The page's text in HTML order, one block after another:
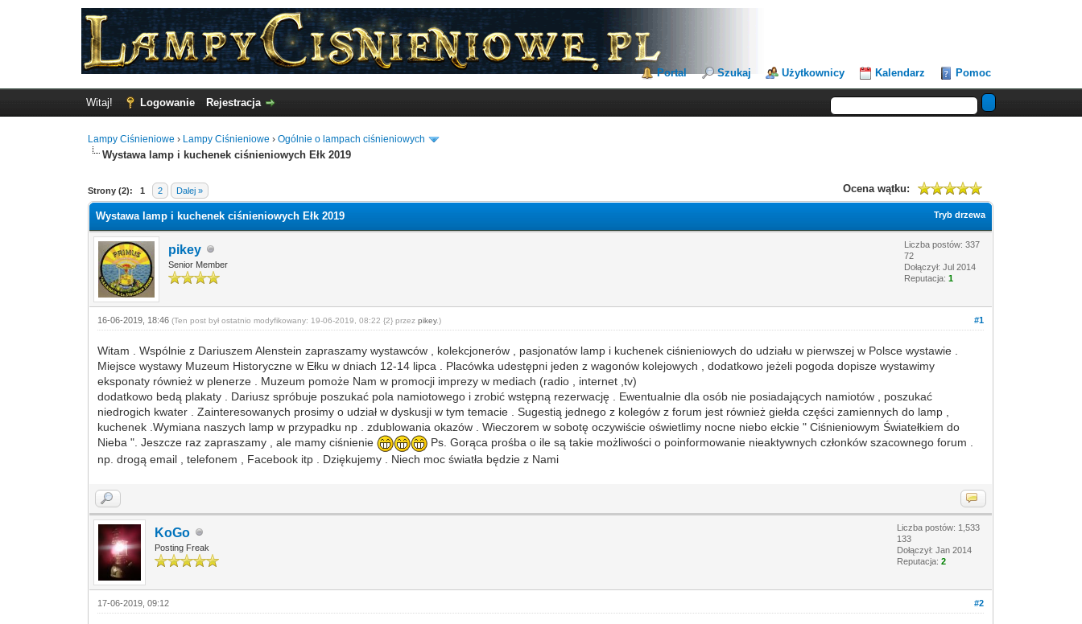
Portal Szukaj Użytkownicy Kalendarz Pomoc
Witaj! Logowanie Rejestracja
Lampy Ciśnieniowe › Lampy Ciśnieniowe ›Ogólnie o lampach ciśnieniowych
Wystawa lamp i kuchenek ciśnieniowych Ełk 2019
Strony (2): 1 2 Dalej » Ocena wątku:
1 Głosów - 5 Średnio
1
2
3
4
5
Tryb drzewa
Wystawa lamp i kuchenek ciśnieniowych Ełk 2019
pikey
Senior Member
Liczba postów: 337
72
Dołączył: Jul 2014
Reputacja:1
#1
16-06-2019, 18:46(Ten post był ostatnio modyfikowany: 19-06-2019, 08:22 {2} przezpikey.)
Witam . Wspólnie z Dariuszem Alenstein zapraszamy wystawców , kolekcjonerów , pasjonatów lamp i kuchenek ciśnieniowych do udziału w pierwszej w Polsce wystawie .
Miejsce wystawy Muzeum Historyczne w Ełku w dniach 12-14 lipca . Placówka udestępni jeden z wagonów kolejowych , dodatkowo jeżeli pogoda dopisze wystawimy
eksponaty również w plenerze . Muzeum pomoże Nam w promocji imprezy w mediach (radio , internet ,tv)
dodatkowo bedą plakaty . Dariusz spróbuje poszukać pola namiotowego i zrobić wstępną rezerwację . Ewentualnie dla osób nie posiadających namiotów , poszukać
niedrogich kwater . Zainteresowanych prosimy o udział w dyskusji w tym temacie . Sugestią jednego z kolegów z forum jest również giełda części zamiennych do lamp ,
kuchenek .Wymiana naszych lamp w przypadku np . zdublowania okazów . Wieczorem w sobotę oczywiście oświetlimy nocne niebo ełckie " Ciśnieniowym Światełkiem do
Nieba ". Jeszcze raz zapraszamy , ale mamy ciśnienie
Ps. Gorąca prośba o ile są takie możliwości o poinformowanie nieaktywnych członków szacownego forum .
np. drogą email , telefonem , Facebook itp . Dziękujemy . Niech moc światła będzie z Nami
KoGo
Posting Freak
Liczba postów: 1,533
133
Dołączył: Jan 2014
Reputacja:2
#2
17-06-2019, 09:12